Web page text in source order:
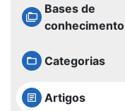
Bases de
conhecimento
Categorias
Artigos